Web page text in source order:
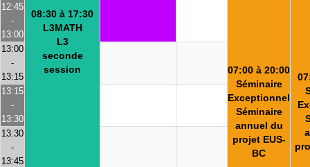
07:00 à 20:00
Séminaire
Exceptionnel
Séminaire
annuel du
projet EUS-
BC
08:30 à 17:30
L3MATH
L3
seconde
session
12:45
-
13:00
13:00
-
13:15
13:15
-
13:30
13:30
-
13:45